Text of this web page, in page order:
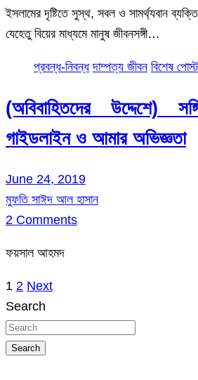
ইসলামের দৃষ্টিতে সুস্থ, সবল ও সামর্থ্যবান
যেহেতু বিয়ের মাধ্যমে মানুষ জীবনসঙ্গী…
প্রবন্ধ-নিবন্ধ দাম্পত্য জীবন বিশেষ পোস্ট
(অবিবাহিতদের উদ্দেশে)
গাইডলাইন ও আমার অভিজ্ঞতা
June 24, 2019
মুফতি সাঈদ আল হাসান
2 Comments
ফয়সাল আহমদ
Posts
pagination
1 2 Next
Search
Search